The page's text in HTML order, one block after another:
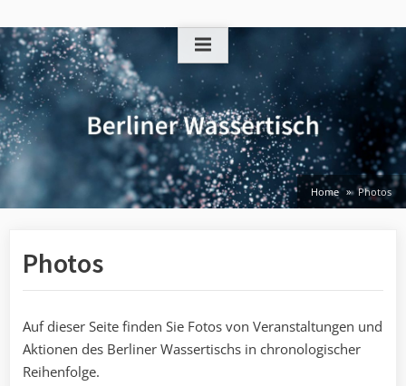
to
content
Home Photos
Photos
Auf dieser Seite finden Sie Fotos von Veranstaltungen und
Aktionen des Berliner Wassertischs in chronologischer
Reihenfolge.